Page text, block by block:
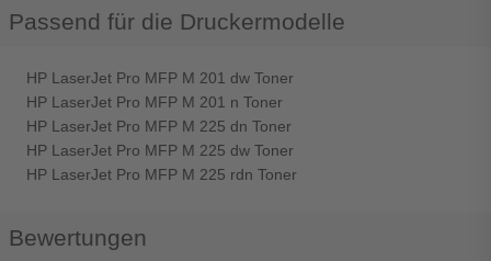
Passend für die Druckermodelle
HP LaserJet Pro MFP M 201 dw Toner
HP LaserJet Pro MFP M 201 n Toner
HP LaserJet Pro MFP M 225 dn Toner
HP LaserJet Pro MFP M 225 dw Toner
HP LaserJet Pro MFP M 225 rdn Toner
Bewertungen